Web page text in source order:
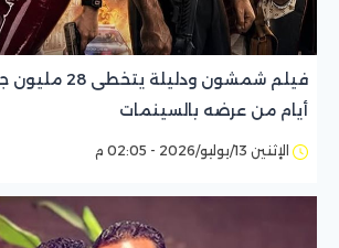
أيام من عرضه بالسينمات
الإثنين 13/يوليو/2026 - 02:05 م